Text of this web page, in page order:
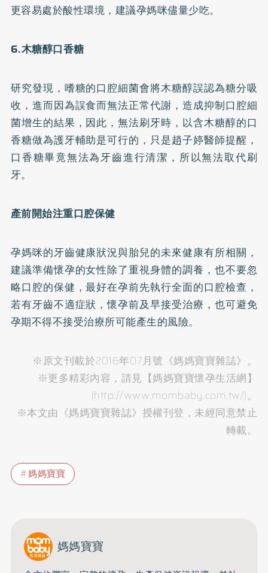
更容易處於酸性環境，建議孕媽咪儘量少吃。
6.木糖醇口香糖
研究發現，嗜糖的口腔細菌會將木糖醇誤認為糖分吸
收，進而因為誤食而無法正常代謝，造成抑制口腔細
菌增生的結果，因此，無法刷牙時，以含木糖醇的口
香糖做為護牙輔助是可行的，只是趙子婷醫師提醒，
口香糖畢竟無法為牙齒進行清潔，所以無法取代刷
牙。
產前開始注重口腔保健
孕媽咪的牙齒健康狀況與胎兒的未來健康有所相關，
建議準備懷孕的女性除了重視身體的調養，也不要忽
略口腔的保健，最好在孕前先執行全面的口腔檢查，
若有牙齒不適症狀，懷孕前及早接受治療，也可避免
孕期不得不接受治療所可能產生的風險。
※原文刊載於2016年07月號《媽媽寶寶雜誌》。
※更多精彩內容，請見【媽媽寶寶懷孕生活網】
(http://www.mombaby.com.tw/)。
※本文由《媽媽寶寶雜誌》授權刊登，未經同意禁止
轉載。
媽媽寶寶
媽媽寶寶